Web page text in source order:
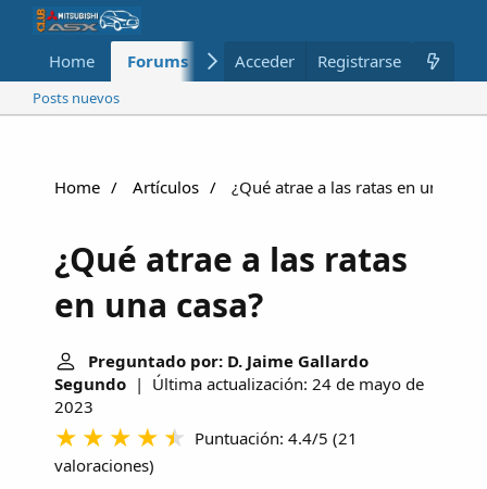
Home Forums Nuevo Miembros
Acceder Registrarse
Posts nuevos
Home Artículos ¿Qué atrae a las ratas en una
¿Qué atrae a las ratas
en una casa?
Preguntado por: D. Jaime Gallardo
Segundo | Última actualización: 24 de mayo de
2023
Puntuación: 4.4/5 (21
valoraciones)